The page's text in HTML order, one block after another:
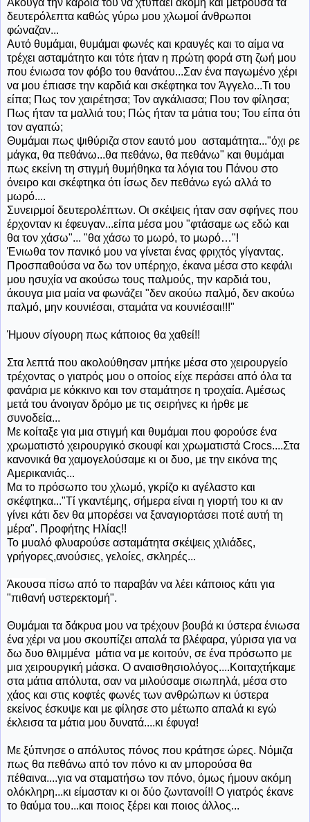
Άκουγα την καρδιά του να χτυπάει ακόμη και μετρούσα τα
δευτερόλεπτα καθώς γύρω μου χλωμοί άνθρωποι
φώναζαν...
Αυτό θυμάμαι, θυμάμαι φωνές και κραυγές και το αίμα να
τρέχει ασταμάτητο και τότε ήταν η πρώτη φορά στη ζωή μου
που ένιωσα τον φόβο του θανάτου...Σαν ένα παγωμένο χέρι
να μου έπιασε την καρδιά και σκέφτηκα τον Άγγελο...Τι του
είπα; Πως τον χαιρέτησα; Τον αγκάλιασα; Που τον φίλησα;
Πως ήταν τα μαλλιά του; Πώς ήταν τα μάτια του; Του είπα ότι
τον αγαπώ;
Θυμάμαι πως ψιθύριζα στον εαυτό μου ασταμάτητα..."όχι ρε
μάγκα, θα πεθάνω...θα πεθάνω, θα πεθάνω" και θυμάμαι
πως εκείνη τη στιγμή θυμήθηκα τα λόγια του Πάνου στο
όνειρο και σκέφτηκα ότι ίσως δεν πεθάνω εγώ αλλά το
μωρό....
Συνειρμοί δευτερολέπτων. Οι σκέψεις ήταν σαν σφήνες που
έρχονταν κι έφευγαν...είπα μέσα μου "φτάσαμε ως εδώ και
θα τον χάσω"... "θα χάσω το μωρό, το μωρό…"!
Ένιωθα τον πανικό μου να γίνεται ένας φριχτός γίγαντας.
Προσπαθούσα να δω τον υπέρηχο, έκανα μέσα στο κεφάλι
μου ησυχία να ακούσω τους παλμούς, την καρδιά του,
άκουγα μια μαία να φωνάζει "δεν ακούω παλμό, δεν ακούω
παλμό, μην κουνιέσαι, σταμάτα να κουνιέσαι!!!"
Ήμουν σίγουρη πως κάποιος θα χαθεί!!
Στα λεπτά που ακολούθησαν μπήκε μέσα στο χειρουργείο
τρέχοντας ο γιατρός μου ο οποίος είχε περάσει από όλα τα
φανάρια με κόκκινο και τον σταμάτησε η τροχαία. Αμέσως
μετά του άνοιγαν δρόμο με τις σειρήνες κι ήρθε με
συνοδεία...
Με κοίταξε για μια στιγμή και θυμάμαι που φορούσε ένα
χρωματιστό χειρουργικό σκουφί και χρωματιστά Crocs....Στα
κανονικά θα χαμογελούσαμε κι οι δυο, με την εικόνα της
Αμερικανιάς...
Μα το πρόσωπο του χλωμό, γκρίζο κι αγέλαστο και
σκέφτηκα..."Τί γκαντέμης, σήμερα είναι η γιορτή του κι αν
γίνει κάτι δεν θα μπορέσει να ξαναγιορτάσει ποτέ αυτή τη
μέρα". Προφήτης Ηλίας!!
Το μυαλό φλυαρούσε ασταμάτητα σκέψεις χιλιάδες,
γρήγορες,ανούσιες, γελοίες, σκληρές...
Άκουσα πίσω από το παραβάν να λέει κάποιος κάτι για
"πιθανή υστερεκτομή".
Θυμάμαι τα δάκρυα μου να τρέχουν βουβά κι ύστερα ένιωσα
ένα χέρι να μου σκουπίζει απαλά τα βλέφαρα, γύρισα για να
δω δυο θλιμμένα μάτια να με κοιτούν, σε ένα πρόσωπο με
μια χειρουργική μάσκα. Ο αναισθησιολόγος....Κοιταχτήκαμε
στα μάτια απόλυτα, σαν να μιλούσαμε σιωπηλά, μέσα στο
χάος και στις κοφτές φωνές των ανθρώπων κι ύστερα
εκείνος έσκυψε και με φίλησε στο μέτωπο απαλά κι εγώ
έκλεισα τα μάτια μου δυνατά....κι έφυγα!
Με ξύπνησε ο απόλυτος πόνος που κράτησε ώρες. Νόμιζα
πως θα πεθάνω από τον πόνο κι αν μπορούσα θα
πέθαινα....για να σταματήσω τον πόνο, όμως ήμουν ακόμη
ολόκληρη...κι είμασταν κι οι δύο ζωντανοί!! Ο γιατρός έκανε
το θαύμα του...και ποιος ξέρει και ποιος άλλος...